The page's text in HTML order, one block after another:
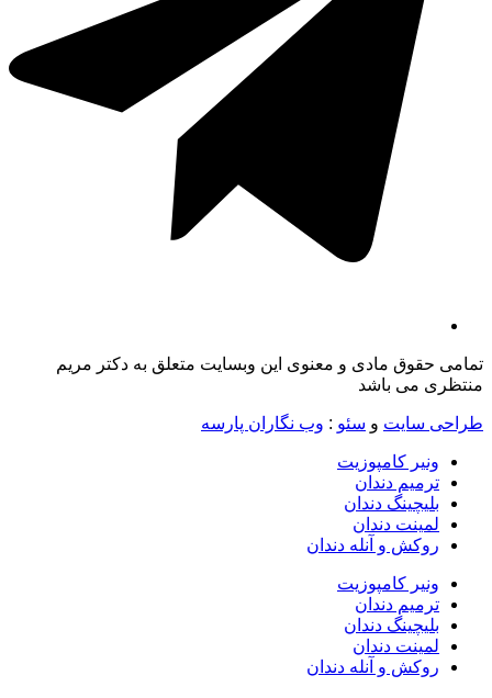
تمامی حقوق مادی و معنوی این وبسایت متعلق به دکتر مریم
منتظری می باشد
طراحی سایتوسئو: وب نگاران پارسه
ونیر کامپوزیت
ترمیم دندان
بلیچینگ دندان
لمینت دندان
روکش و آنله دندان
ونیر کامپوزیت
ترمیم دندان
بلیچینگ دندان
لمینت دندان
روکش و آنله دندان